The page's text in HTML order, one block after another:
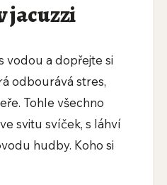
jacuzzi
vodou a dopřejte si
odbourává stres,
Tohle všechno
svitu svíček, s láhví
hudby. Koho si